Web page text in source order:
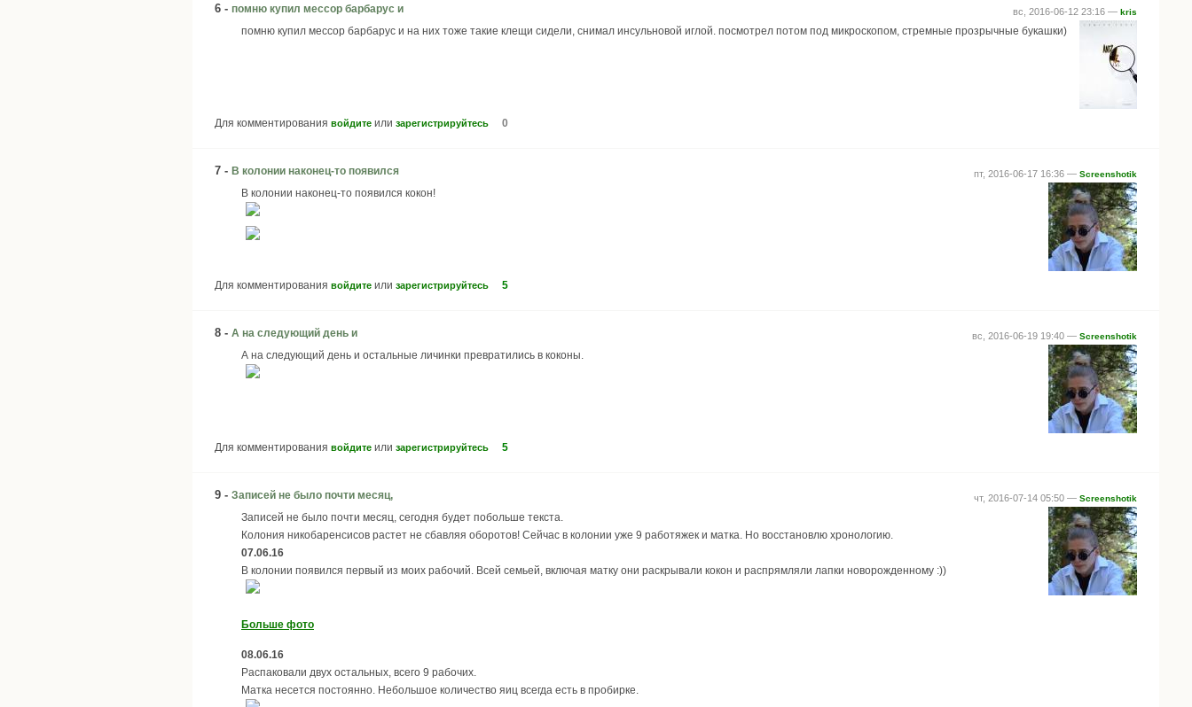
вс, 2016-06-12 23:16 — kris
6 - помню купил мессор барбарус и
помню купил мессор барбарус и на них тоже такие клещи сидели, снимал инсульновой иглой. посмотрел потом под микроскопом, стремные прозрычные букашки)
Для комментирования войдите или зарегистрируйтесь 0
пт, 2016-06-17 16:36 — Screenshotik
7 - В колонии наконец-то появился
В колонии наконец-то появился кокон!
Для комментирования войдите или зарегистрируйтесь 5
вс, 2016-06-19 19:40 — Screenshotik
8 - А на следующий день и
А на следующий день и остальные личинки превратились в коконы.
Для комментирования войдите или зарегистрируйтесь 5
чт, 2016-07-14 05:50 — Screenshotik
9 - Записей не было почти месяц,
Записей не было почти месяц, сегодня будет побольше текста.
Колония никобаренсисов растет не сбавляя оборотов! Сейчас в колонии уже 9 работяжек и матка. Но восстановлю хронологию.
07.06.16
В колонии появился первый из моих рабочий. Всей семьей, включая матку они раскрывали кокон и распрямляли лапки новорожденному :))
Больше фото
08.06.16
Распаковали двух остальных, всего 9 рабочих.
Матка несется постоянно. Небольшое количество яиц всегда есть в пробирке.